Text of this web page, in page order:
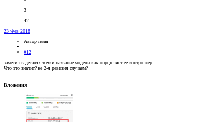
3
42
23 Фев 2018
Автор темы
#12
заметил в деталях точки название модели как определяет её контроллер.
Что это значит? не 2-я ревизия случаем?
Вложения